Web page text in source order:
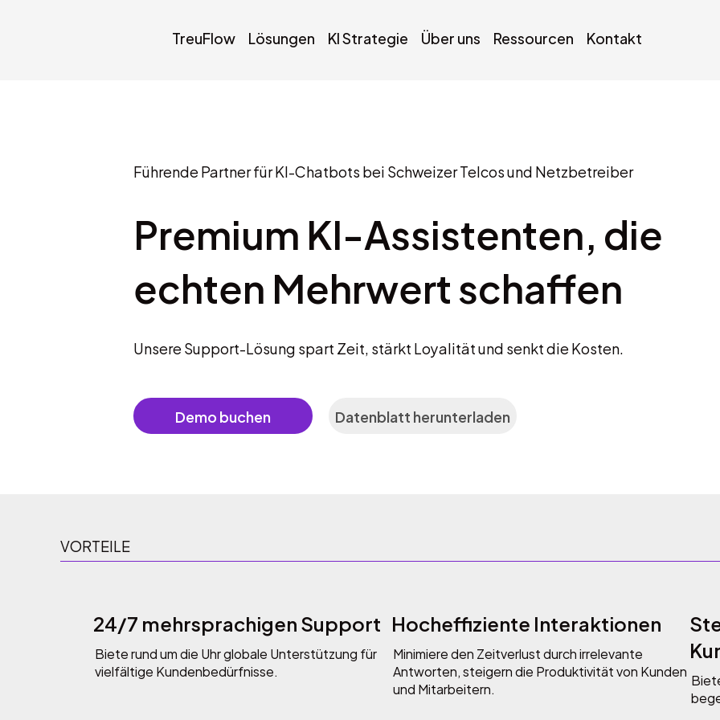
TreuFlow Lösungen KI Strategie Über uns Ressourcen Kontakt
Führende Partner für KI-Chatbots bei Schweizer Telcos und Netzbetreiber
Premium KI-Assistenten, die
echten Mehrwert schaffen
Unsere Support-Lösung spart Zeit, stärkt Loyalität und senkt die Kosten.
Demo buchen Datenblatt herunterladen
VORTEILE
24/7 mehrsprachigen Support
Biete rund um die Uhr globale Unterstützung für
vielfältige Kundenbedürfnisse.
Hocheffiziente Interaktionen
Minimiere den Zeitverlust durch irrelevante
Antworten, steigern die Produktivität von Kunden
und Mitarbeitern.